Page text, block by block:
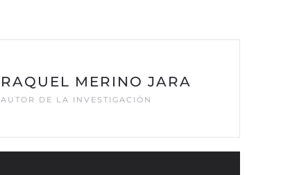
RAQUEL MERINO JARA
AUTOR DE LA INVESTIGACIÓN